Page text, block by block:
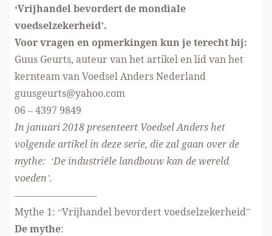
‘Vrijhandel bevordert de mondiale
voedselzekerheid’.
Voor vragen en opmerkingen kun je terecht bij:
Guus Geurts, auteur van het artikel en lid van het
kernteam van Voedsel Anders Nederland
guusgeurts@yahoo.com
06 – 4397 9849
In januari 2018 presenteert Voedsel Anders het
volgende artikel in deze serie, die zal gaan over de
mythe: ‘De industriële landbouw kan de wereld
voeden’.
————————–
Mythe 1: “Vrijhandel bevordert voedselzekerheid”
De mythe: